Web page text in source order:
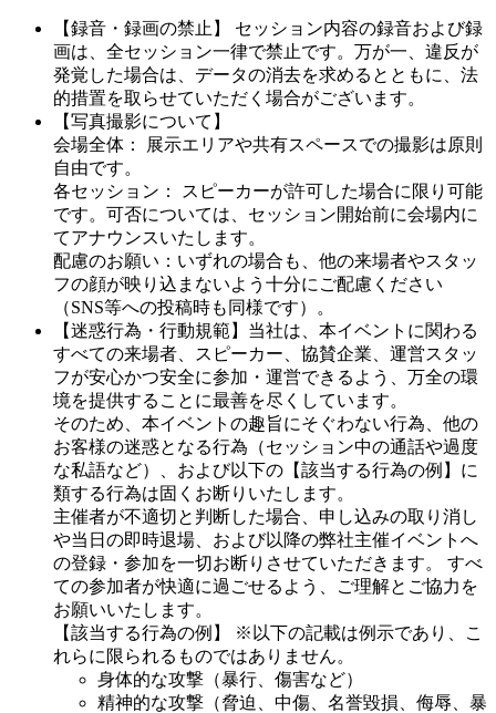
【録音・録画の禁止】 セッション内容の録音および録
画は、全セッション一律で禁止です。万が一、違反が
発覚した場合は、データの消去を求めるとともに、法
的措置を取らせていただく場合がございます。
【写真撮影について】
会場全体： 展示エリアや共有スペースでの撮影は原則
自由です。
各セッション： スピーカーが許可した場合に限り可能
です。可否については、セッション開始前に会場内に
てアナウンスいたします。
配慮のお願い：いずれの場合も、他の来場者やスタッ
フの顔が映り込まないよう十分にご配慮ください
（SNS等への投稿時も同様です）。
【迷惑行為・行動規範】当社は、本イベントに関わる
すべての来場者、スピーカー、協賛企業、運営スタッ
フが安心かつ安全に参加・運営できるよう、万全の環
境を提供することに最善を尽くしています。
そのため、本イベントの趣旨にそぐわない行為、他の
お客様の迷惑となる行為（セッション中の通話や過度
な私語など）、および以下の【該当する行為の例】に
類する行為は固くお断りいたします。
主催者が不適切と判断した場合、申し込みの取り消し
や当日の即時退場、および以降の弊社主催イベントへ
の登録・参加を一切お断りさせていただきます。 すべ
ての参加者が快適に過ごせるよう、ご理解とご協力を
お願いいたします。
【該当する行為の例】 ※以下の記載は例示であり、こ
れらに限られるものではありません。
身体的な攻撃（暴行、傷害など）
精神的な攻撃（脅迫、中傷、名誉毀損、侮辱、暴